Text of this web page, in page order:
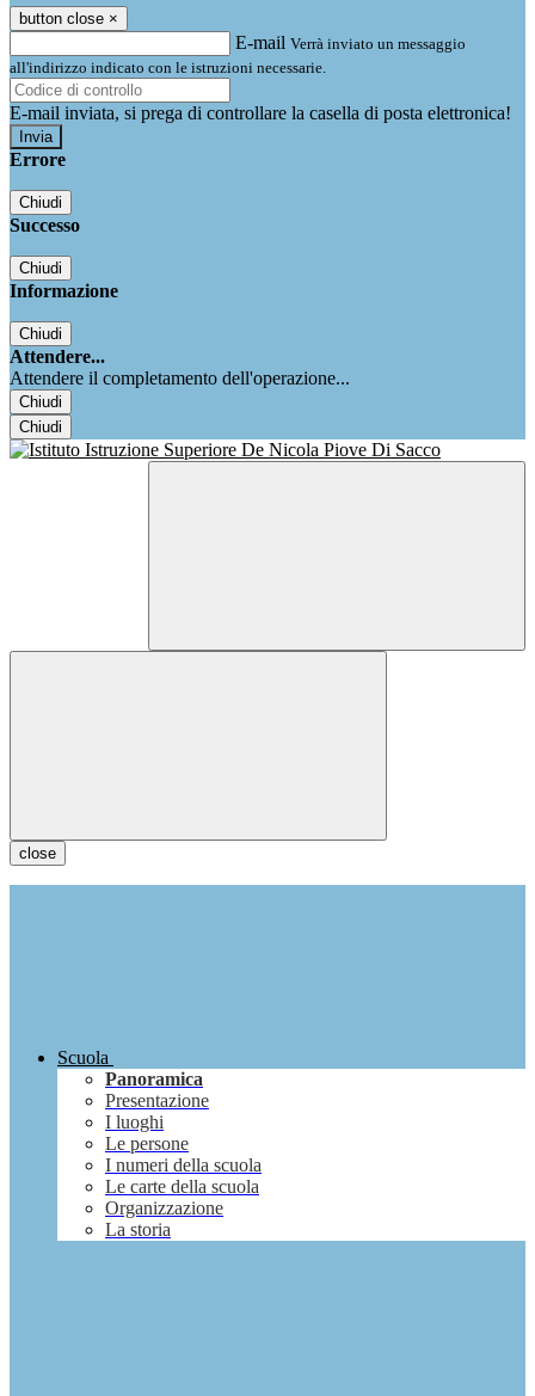
button close ×
E-mail Verrà inviato un messaggio
all'indirizzo indicato con le istruzioni necessarie.
E-mail inviata, si prega di controllare la casella di posta elettronica!
Errore
Chiudi
Successo
Chiudi
Informazione
Chiudi
Attendere...
Attendere il completamento dell'operazione...
Chiudi
Chiudi
close
Scuola
Panoramica
Presentazione
I luoghi
Le persone
I numeri della scuola
Le carte della scuola
Organizzazione
La storia